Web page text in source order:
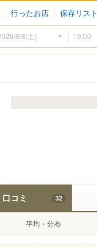
行ったお店 保存リスト
口コミ 32
平均・分布